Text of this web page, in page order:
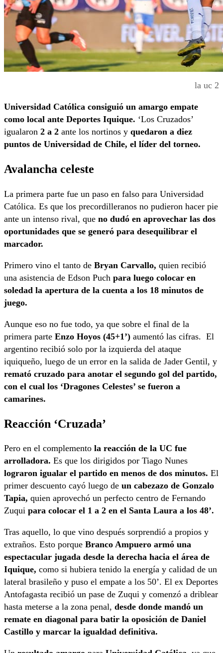
la uc 2
Universidad Católica consiguió un amargo empate
como local ante Deportes Iquique. ‘Los Cruzados’
igualaron 2 a 2 ante los nortinos y quedaron a diez
puntos de Universidad de Chile, el líder del torneo.
Avalancha celeste
La primera parte fue un paso en falso para Universidad
Católica. Es que los precordilleranos no pudieron hacer pie
ante un intenso rival, que no dudó en aprovechar las dos
oportunidades que se generó para desequilibrar el
marcador.
Primero vino el tanto de Bryan Carvallo, quien recibió
una asistencia de Edson Puch para luego colocar en
soledad la apertura de la cuenta a los 18 minutos de
juego.
Aunque eso no fue todo, ya que sobre el final de la
primera parte Enzo Hoyos (45+1’) aumentó las cifras. El
argentino recibió solo por la izquierda del ataque
iquiqueño, luego de un error en la salida de Jader Gentil, y
remató cruzado para anotar el segundo gol del partido,
con el cual los ‘Dragones Celestes’ se fueron a
camarines.
Reacción ‘Cruzada’
Pero en el complemento la reacción de la UC fue
arrolladora. Es que los dirigidos por Tiago Nunes
lograron igualar el partido en menos de dos minutos. El
primer descuento cayó luego de un cabezazo de Gonzalo
Tapia, quien aprovechó un perfecto centro de Fernando
Zuqui para colocar el 1 a 2 en el Santa Laura a los 48’.
Tras aquello, lo que vino después sorprendió a propios y
extraños. Esto porque Branco Ampuero armó una
espectacular jugada desde la derecha hacia el área de
Iquique, como si hubiera tenido la energía y calidad de un
lateral brasileño y puso el empate a los 50’. El ex Deportes
Antofagasta recibió un pase de Zuqui y comenzó a driblear
hasta meterse a la zona penal, desde donde mandó un
remate en diagonal para batir la oposición de Daniel
Castillo y marcar la igualdad definitiva.